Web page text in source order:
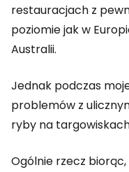
restauracjach z
poziomie jak w
Australii.
Jednak podczas
problemów z
ryby na
Ogólnie rzecz